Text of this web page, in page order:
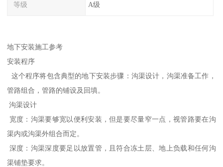
等级 A级
地下安装施工参考
安装程序
这个程序将包含典型的地下安装步骤：沟渠设计，沟渠准备工作，
管路组合，管路的铺设及回填。
沟渠设计
宽度：沟渠要够宽以便利安装，但是要尽量窄一点，视管路要在沟
渠内或沟渠外组合而定。
深度：沟渠深度要足以放置管，且符合冻土层、地上负载和任何沟
渠铺垫要求。